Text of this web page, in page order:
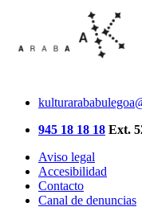
945 18 18 18 Ext.
Aviso legal
Accesibilidad
Contacto
Canal de denuncias